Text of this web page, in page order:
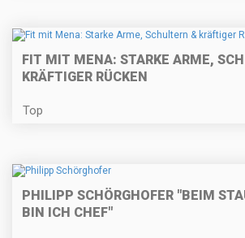
FIT MIT MENA: STARKE ARME,
KRÄFTIGER RÜCKEN
Top
PHILIPP SCHÖRGHOFER "BEIM
BIN ICH CHEF"